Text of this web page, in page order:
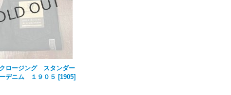
クロージング スタンダー
ーデニム １９０５ [1905]